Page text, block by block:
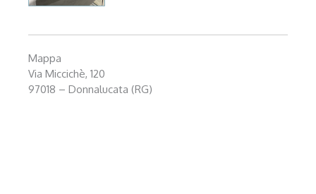
Mappa
Via Miccichè, 120
97018 – Donnalucata (RG)